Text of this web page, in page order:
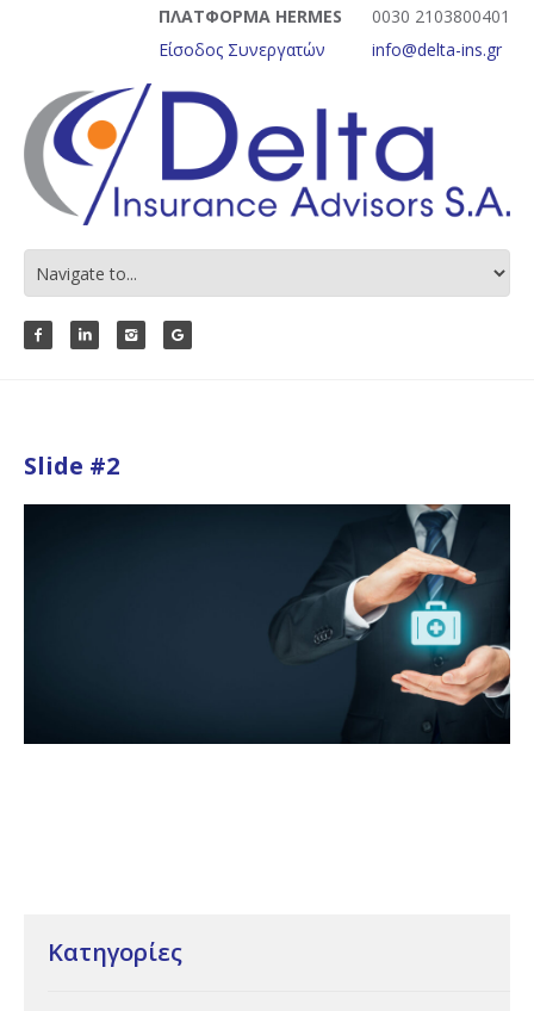
0030 2103800401
info@delta-ins.gr
ΠΛΑΤΦΟΡΜΑ HERMES
Είσοδος Συνεργατών
Slide #2
Κατηγορίες